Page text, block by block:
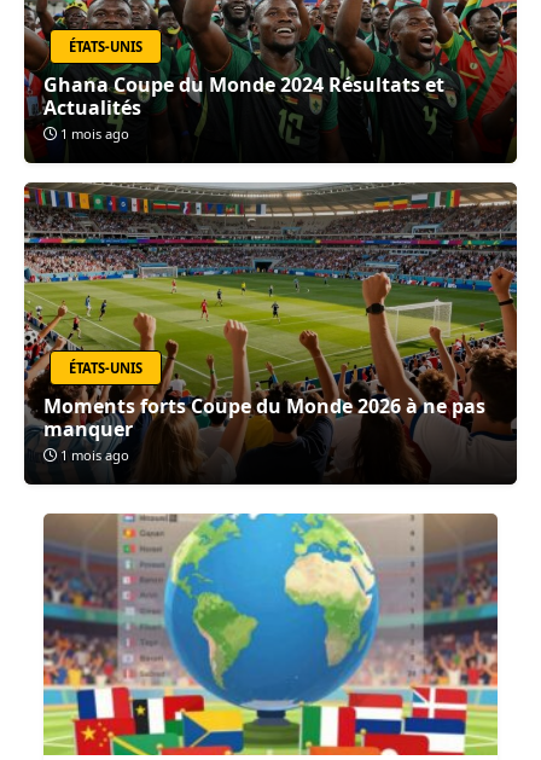
ÉTATS-UNIS
Ghana Coupe du Monde 2024 Résultats et
Actualités
1 mois ago
ÉTATS-UNIS
Moments forts Coupe du Monde 2026 à ne pas
manquer
1 mois ago